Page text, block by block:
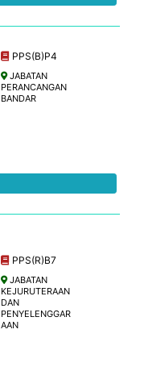
PPS(B)P4
JABATAN
PERANCANGAN
BANDAR
PPS(R)B7
JABATAN
KEJURUTERAAN
DAN
PENYELENGGAR
AAN